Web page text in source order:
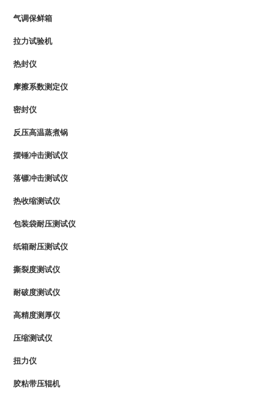
气调保鲜箱
拉力试验机
热封仪
摩擦系数测定仪
密封仪
反压高温蒸煮锅
摆锤冲击测试仪
落镖冲击测试仪
热收缩测试仪
包装袋耐压测试仪
纸箱耐压测试仪
撕裂度测试仪
耐破度测试仪
高精度测厚仪
压缩测试仪
扭力仪
胶粘带压辊机